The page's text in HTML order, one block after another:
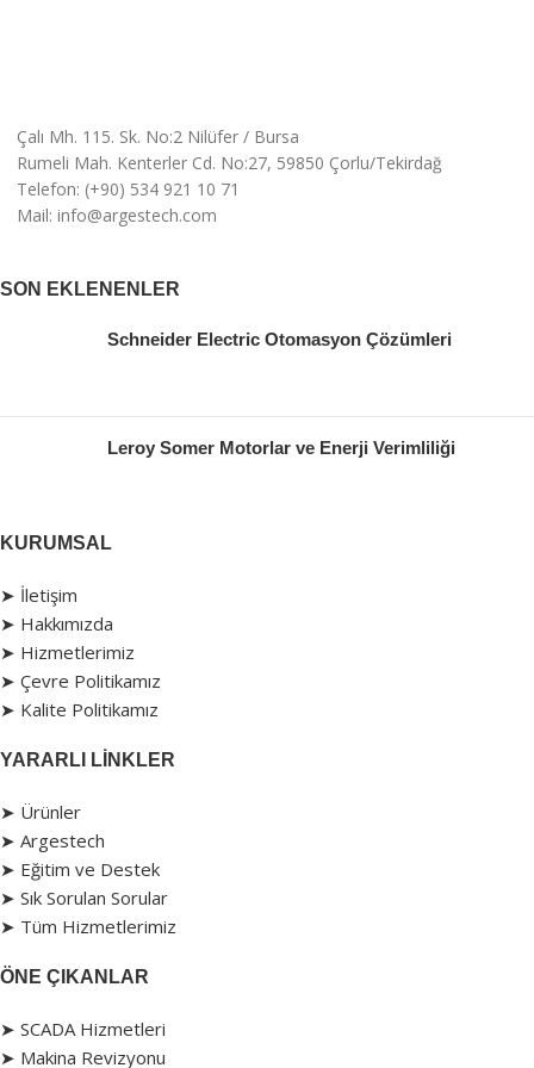
Çalı Mh. 115. Sk. No:2 Nilüfer / Bursa
Rumeli Mah. Kenterler Cd. No:27, 59850 Çorlu/Tekirdağ
Telefon: (+90) 534 921 10 71
Mail: info@argestech.com
SON EKLENENLER
Schneider Electric Otomasyon Çözümleri
Leroy Somer Motorlar ve Enerji Verimliliği
KURUMSAL
➤ İletişim
➤ Hakkımızda
➤ Hizmetlerimiz
➤ Çevre Politikamız
➤ Kalite Politikamız
YARARLI LINKLER
➤ Ürünler
➤ Argestech
➤ Eğitim ve Destek
➤ Sık Sorulan Sorular
➤ Tüm Hizmetlerimiz
ÖNE ÇIKANLAR
➤ SCADA Hizmetleri
➤ Makina Revizyonu